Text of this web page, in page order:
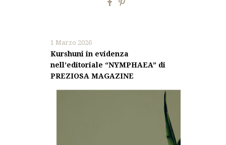
1 Marzo 2026
Kurshuni in evidenza
nell’editoriale “NYMPHAEA” di
PREZIOSA MAGAZINE